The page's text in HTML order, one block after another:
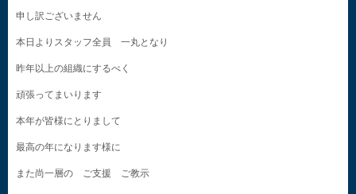
申し訳ございません
本日よりスタッフ全員 一丸となり
昨年以上の組織にするべく
頑張ってまいります
本年が皆様にとりまして
最高の年になります様に
また尚一層の ご支援 ご教示